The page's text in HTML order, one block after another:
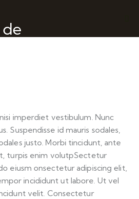
imperdiet vestibulum. Nunc
Suspendisse id mauris sodales,
justo. Morbi tincidunt, ante
turpis enim volutpSectetur
eiusm onsectetur adipiscing elit,
incididunt ut labore. Ut vel
velit. Consectetur